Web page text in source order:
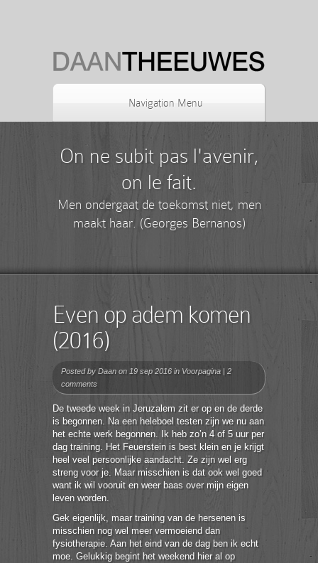
Navigation Menu
On ne subit pas l'avenir,
on le fait.
Men ondergaat de toekomst niet, men
maakt haar. (Georges Bernanos)
Even op adem komen
(2016)
Posted by Daan on 19 sep 2016 in Voorpagina | 2
comments
De tweede week in Jeruzalem zit er op en de derde
is begonnen. Na een heleboel testen zijn we nu aan
het echte werk begonnen. Ik heb zo’n 4 of 5 uur per
dag training. Het Feuerstein is best klein en je krijgt
heel veel persoonlijke aandacht. Ze zijn wel erg
streng voor je. Maar misschien is dat ook wel goed
want ik wil vooruit en weer baas over mijn eigen
leven worden.
Gek eigenlijk, maar training van de hersenen is
misschien nog wel meer vermoeiend dan
fysiotherapie. Aan het eind van de dag ben ik echt
moe. Gelukkig begint het weekend hier al op